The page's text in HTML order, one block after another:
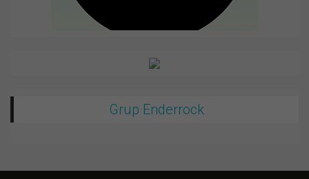
Grup Enderrock